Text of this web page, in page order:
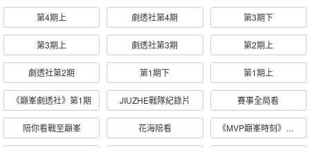
第4期上 劇透社第4期 第3期下
第3期上 劇透社第3期 第2期上
劇透社第2期 第1期下 第1期上
《巔峯劇透社》第1期 JIUZHE戰隊紀錄片 賽事全局看
陪你看戰至巔峯 花海陪看 《MVP巔峯時刻》第2期